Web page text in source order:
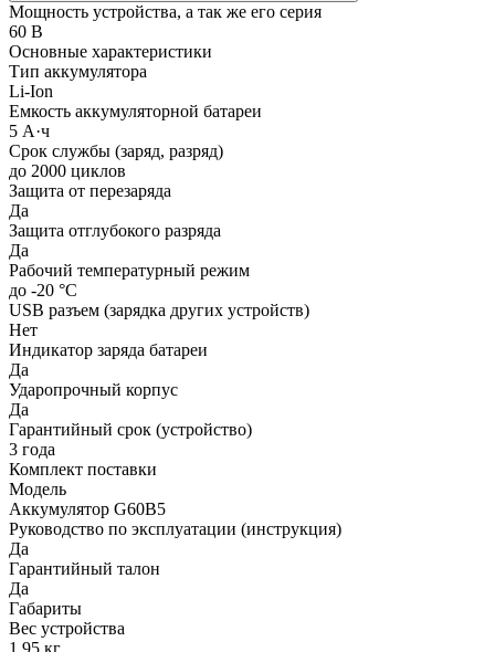
Мощность устройства, а так же его серия
60 В
Основные характеристики
Тип аккумулятора
Li-Ion
Емкость аккумуляторной батареи
5 А·ч
Срок службы (заряд, разряд)
до 2000 циклов
Защита от перезаряда
Да
Защита отглубокого разряда
Да
Рабочий температурный режим
до -20 °C
USB разъем (зарядка других устройств)
Нет
Индикатор заряда батареи
Да
Ударопрочный корпус
Да
Гарантийный срок (устройство)
3 года
Комплект поставки
Модель
Аккумулятор G60B5
Руководство по эксплуатации (инструкция)
Да
Гарантийный талон
Да
Габариты
Вес устройства
1.95 кг